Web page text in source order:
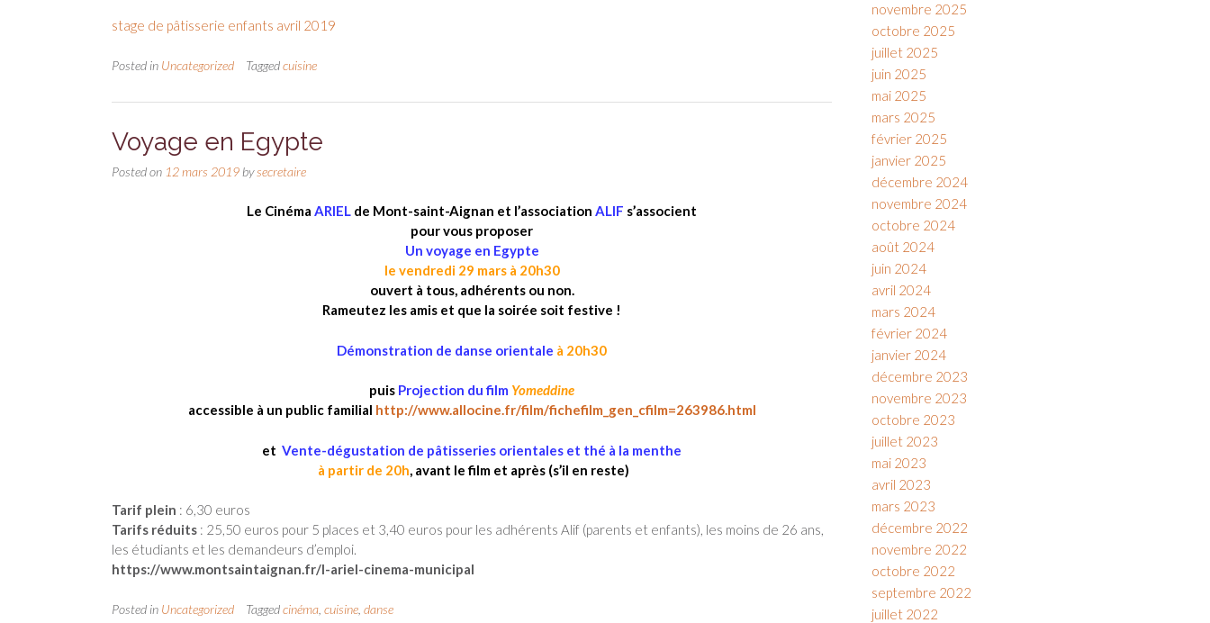
stage de pâtisserie enfants avril 2019
Posted in Uncategorized Taggedcuisine
Voyage en Egypte
Posted on 12 mars 2019 bysecretaire
Le CinémaARIEL de Mont-saint-Aignan et l’associationALIF s’associent
pour vous proposer
Un voyage en Egypte
le vendredi 29 mars à 20h30
ouvert à tous, adhérents ou non.
Rameutez les amis et que la soirée soit festive !
Démonstration de danse orientale à 20h30
puis Projection du film Yomeddine
accessible à un public familial http://www.allocine.fr/film/fichefilm_gen_cfilm=263986.html
etVente-dégustation de pâtisseries orientales et thé à la menthe
à partir de 20h , avant le film et après (s’il en reste)
Tarif plein : 6,30 euros
Tarifs réduits : 25,50 euros pour 5 places et 3,40 euros pour les adhérents Alif (parents et enfants), les moins de 26 ans,
les étudiants et les demandeurs d’emploi.
https://www.montsaintaignan.fr/l-ariel-cinema-municipal
Posted in Uncategorized Taggedcinéma cuisine danse
novembre 2025
octobre 2025
juillet 2025
juin 2025
mai 2025
mars 2025
février 2025
janvier 2025
décembre 2024
novembre 2024
octobre 2024
août 2024
juin 2024
avril 2024
mars 2024
février 2024
janvier 2024
décembre 2023
novembre 2023
octobre 2023
juillet 2023
mai 2023
avril 2023
mars 2023
décembre 2022
novembre 2022
octobre 2022
septembre 2022
juillet 2022